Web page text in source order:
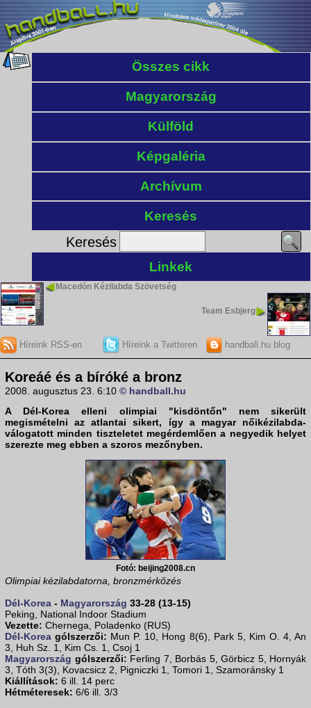
Összes cikk
Magyarország
Külföld
Képgaléria
Archívum
Keresés
Keresés
Linkek
Macedón Kézilabda Szövetség
Team Esbjerg
Híreink RSS-en Híreink a Twitteren handball.hu blog
Koreáé és a bíróké a bronz
2008. augusztus 23. 6:10 © handball.hu
A Dél-Korea elleni olimpiai "kisdöntőn" nem sikerült
megismételni az atlantai sikert, így a magyar nőikézilabda-
válogatott minden tiszteletet megérdemlően a negyedik helyet
szerezte meg ebben a szoros mezőnyben.
Fotó: beijing2008.cn
Olimpiai kézilabdatorna, bronzmérkőzés
Dél-Korea - Magyarország 33-28 (13-15)
Peking, National Indoor Stadium
Vezette: Chernega, Poladenko (RUS)
Dél-Korea gólszerzői: Mun P. 10, Hong 8(6), Park 5, Kim O. 4, An
3, Huh Sz. 1, Kim Cs. 1, Csoj 1
Magyarország gólszerzői: Ferling 7, Borbás 5, Görbicz 5, Hornyák
3, Tóth 3(3), Kovacsicz 2, Pigniczki 1, Tomori 1, Szamoránsky 1
Kiállítások: 6 ill. 14 perc
Hétméteresek: 6/6 ill. 3/3